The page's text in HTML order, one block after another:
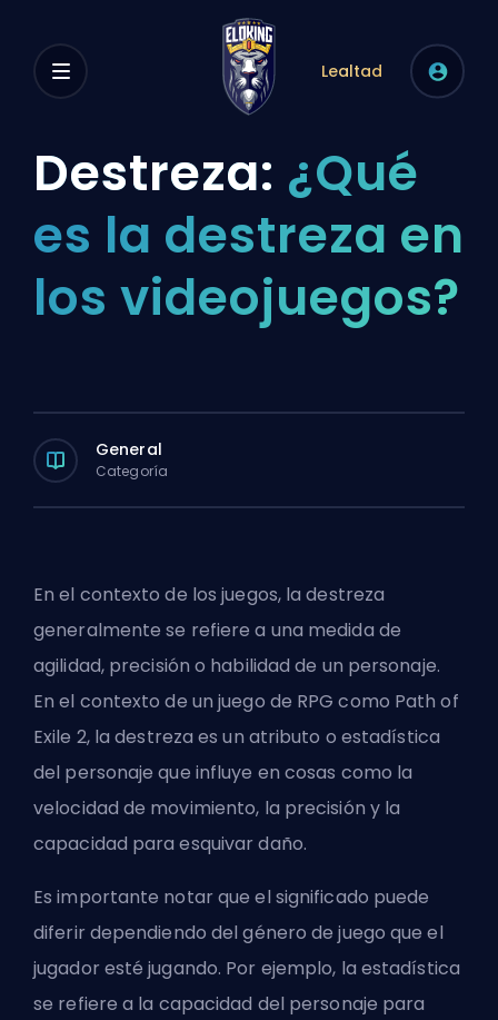
Lealtad
Destreza: ¿Qué
es la destreza en
los videojuegos?
General
Categoría
En el contexto de los juegos, la destreza
generalmente se refiere a una medida de
agilidad, precisión o habilidad de un personaje.
En el contexto de unjuego de RPG como Path of
Exile 2, la destreza es un atributo o estadística
del personaje que influye en cosas como la
velocidad de movimiento, la precisión y la
capacidad para esquivar daño.
Es importante notar que el significado puede
diferir dependiendo del género de juego que el
jugador esté jugando. Por ejemplo, la estadística
se refiere a la capacidad del personaje para